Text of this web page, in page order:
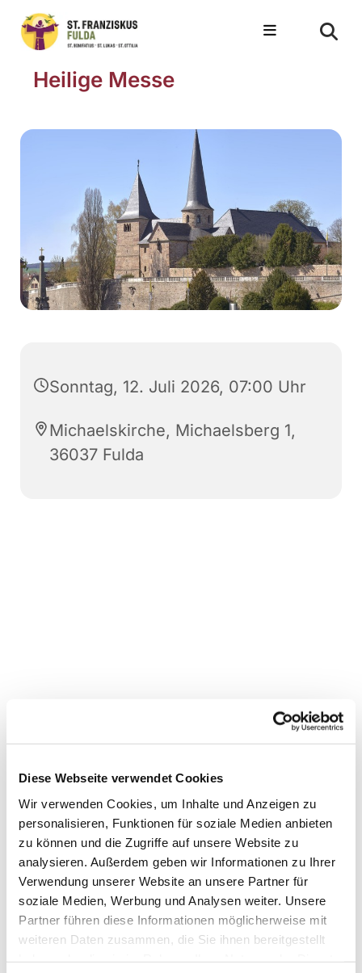
Diese Webseite verwendet Cookies
Wir verwenden Cookies, um Inhalte und Anzeigen zu
personalisieren, Funktionen für soziale Medien anbieten
zu können und die Zugriffe auf unsere Website zu
analysieren. Außerdem geben wir Informationen zu Ihrer
Verwendung unserer Website an unsere Partner für
soziale Medien, Werbung und Analysen weiter. Unsere
Partner führen diese Informationen möglicherweise mit
weiteren Daten zusammen, die Sie ihnen bereitgestellt
Heilige Messe
Sonntag, 12. Juli 2026, 07:00 Uhr
Michaelskirche, Michaelsberg 1,
36037 Fulda
Dies könnte Sie auch
interessieren